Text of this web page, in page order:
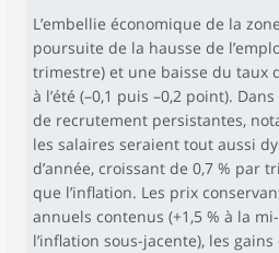
L’embellie économique de la
poursuite de la hausse de
trimestre) et une baisse du taux
à l’été (–0,1 puis –0,2 point).
de recrutement persistantes,
les salaires seraient tout aussi
d’année, croissant de 0,7 % par
que l’inflation. Les prix
annuels contenus (+1,5 % à la
l’inflation sous-jacente), les